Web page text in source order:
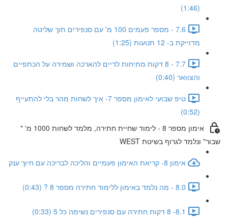
(1:46)
7.6 - מספר פעמים 100 מ' עם סנפירים תוך שליטה
מדוייקת ב- 12 תנועות (1:25)
7.7 - 8 דקות מתיחות לדיים להארכה ושמירה על הכתפיים
והצוואר (0:40)
טיפ שבועי לאימון מספר 7- איך לשחות מהר בלי להתעייף
(0:52)
אימון מספר 8 - לימוד שחיית חתירה, מלמד לשחות 1000 מ' "
שבור" ונלמד לגרוף בשיטת WEST
אימון 8- קריאת האימון פעמיים והליכה לבריכה עם חיוך ענק
8.0 - מה נלמד באימון ללימוד חתירה מספר 8 ? (0:43)
8.1- 8 דקות חתירה עם סנפירים נשימה כל 5 (0:33)